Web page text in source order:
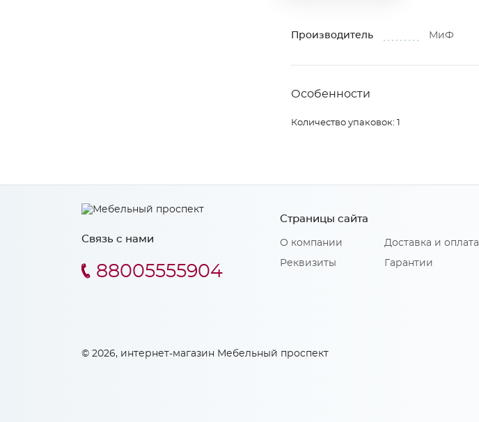
Производитель МиФ
Особенности
Количество упаковок: 1
Связь с нами
88005555904
Страницы сайта
О компании
Реквизиты
Доставка и оплата
Гарантии
© 2026, интернет-магазин Мебельный проспект